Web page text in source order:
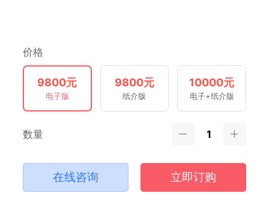
价格
9800元
电子版
9800元
纸介版
10000元
电子+纸介版
数量
在线咨询 立即订购